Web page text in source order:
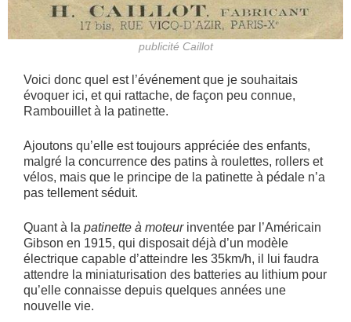
publicité Caillot
Voici donc quel est l’événement que je souhaitais
évoquer ici, et qui rattache, de façon peu connue,
Rambouillet à la patinette.
Ajoutons qu’elle est toujours appréciée des enfants,
malgré la concurrence des patins à roulettes, rollers et
vélos, mais que le principe de la patinette à pédale n’a
pas tellement séduit.
Quant à la patinette à moteur inventée par l’Américain
Gibson en 1915, qui disposait déjà d’un modèle
électrique capable d’atteindre les 35km/h, il lui faudra
attendre la miniaturisation des batteries au lithium pour
qu’elle connaisse depuis quelques années une
nouvelle vie.